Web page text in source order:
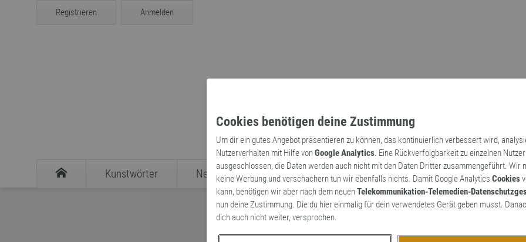
Cookies benötigen deine Zustimmung
Um dir ein gutes Angebot präsentieren zu können, das kontinuierlich verbessert wird,
Nutzerverhalten mit Hilfe vonGoogle Analytics. Eine Rückverfolgbarkeit zu einzelnen
ausgeschlossen, die Daten werden auch nicht mit den Daten Dritter zusammengeführt. Wir
keine Werbung und verschachern tun wir ebenfalls nichts. Damit Google Analytics Cookies
kann, benötigen wir aber nach dem neuenTelekommunikation-Telemedien-
nun deine Zustimmung. Die du hier einmalig für dein verwendetes Gerät geben musst.
dich auch nicht weiter, versprochen.
Registrieren Anmelden
Kunstwörter Neologismen Archaismen Markennamen